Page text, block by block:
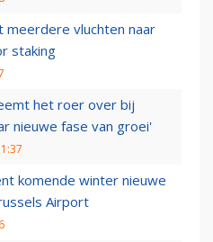
meerdere vluchten naar
staking
het roer over bij
nieuwe fase van groei'
komende winter nieuwe
Airport